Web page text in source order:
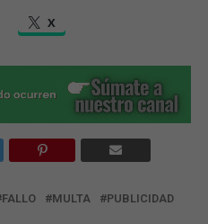
X
FALLO MULTA
PUBLICIDAD